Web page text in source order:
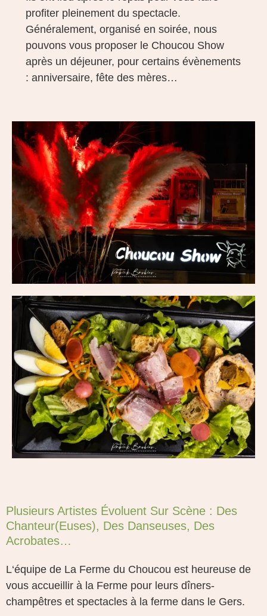
profiter pleinement du spectacle.
Généralement, organisé en soirée, nous
pouvons vous proposer le Choucou Show
après un déjeuner, pour certains évènements
: anniversaire, fête des mères…
Plusieurs Artistes Évoluent Sur Scène : Des
Chanteur(euses), Des Danseuses, Des
Acrobates…
L‘équipe de La Ferme du Choucou est heureuse de
vous accueillir à la Ferme pour leurs dîners-
champêtres et spectacles à la ferme dans le Gers.